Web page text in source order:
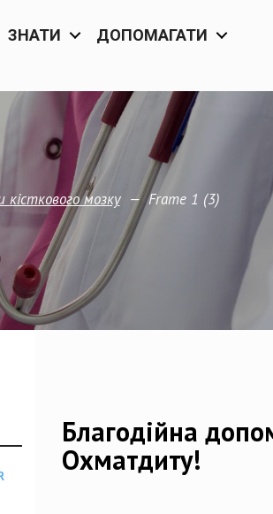
ЗНАТИ ДОПОМАГАТИ
кісткового мозку — Frame 1 (3)
Благодійна
Охматдиту!